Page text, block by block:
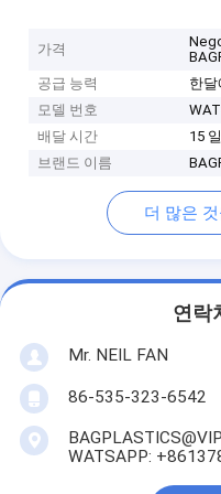
가격
공급 능력
한달
모델 번호
배달 시간
15 일
브랜드 이름
더 많은
연락
Mr. NEIL FAN
86-535-323-6542
WATSAPP: